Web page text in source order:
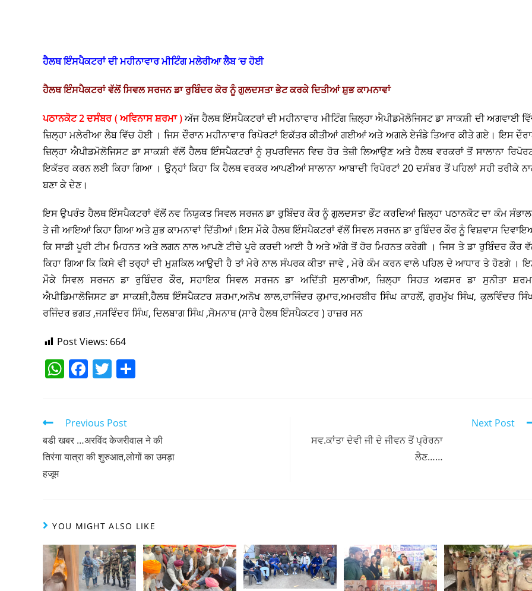
ਹੈਲਥ ਇੰਸਪੈਕਟਰਾਂ ਦੀ ਮਹੀਨਾਵਾਰ ਮੀਟਿੰਗ ਮਲੇਰੀਆ ਲੈਬ ‘ਚ ਹੋਈ
‌‌ਹੈਲਥ ਇੰਸਪੈਕਟਰਾਂ ਵੱਲੋਂ ਸਿਵਲ ਸਰਜਨ ਡਾ ਰੁਬਿੰਦਰ ਕੋਰ ਨੂੰ ਗੁਲਦਸਤਾ ਭੇਟ ਕਰਕੇ ਦਿਤੀਆਂ ਸ਼ੁਭ ਕਾਮਨਾਵਾਂ
ਪਠਾਨਕੋਟ 2 ਦਸੰਬਰ ( ਅ‌ਵਿਨਾਸ ਸ਼ਰਮਾ )ਅੱਜ ਹੈਲਥ ਇੰਸਪੈਕਟਰਾਂ ਦੀ ਮਹੀਨਾਵਾਰ ਮੀਟਿੰਗ ਜ਼ਿਲ੍ਹਾ ਐਪੀਡਮੋਲੋਜਿਸਟ ਡਾ ਸਾਕਸ਼ੀ ਦੀ ਅਗਵਾਈ
ਜ਼ਿਲ੍ਹਾ ਮਲੇਰੀਆ ਲੈਬ ਵਿੱਚ ਹੋਈ । ਜਿਸ ਦੌਰਾਨ ਮਹੀਨਾਵਾਰ ਰਿਪੋਰਟਾਂ ਇਕੱਤਰ ਕੀਤੀਆਂ ਗਈਆਂ ਅਤੇ ਅਗਲੇ ਏਜੰਡੇ ਤਿਆਰ ਕੀਤੇ ਗਏ। ਇਸ
ਜ਼ਿਲ੍ਹਾ ਐਪੀਡਮੋਲੋਜਿਸਟ ਡਾ ਸਾਕਸ਼ੀ ਵੱਲੋਂ ਹੈਲਥ ਇੰਸਪੈਕਟਰਾਂ ਨੂੰ ਸੁਪਰਵਿਜਨ ਵਿਚ ਹੋਰ ਤੇਜ਼ੀ ਲਿਆਉਣ ਅਤੇ ਹੈਲਥ ਵਰਕਰਾਂ ਤੋਂ ਸਾਲਾਨਾ
ਇਕੱਤਰ ਕਰਨ ਲਈ ਕਿਹਾ ਗਿਆ । ਉਨ੍ਹਾਂ ਕਿਹਾ ਕਿ ਹੈਲਥ ਵਰਕਰ ਆਪਣੀਆਂ ਸਾਲਾਨਾ ਆਬਾਦੀ ਰਿਪੋਰਟਾਂ 20 ਦਸੰਬਰ ਤੋਂ ਪਹਿਲਾਂ ਸਹੀ ਤਰੀਕੇ
ਬਣਾ ਕੇ ਦੇਣ।
ਇਸ ਉਪਰੰਤ ਹੈਲਥ ਇੰਸਪੈਕਟਰਾਂ ਵੱਲੋਂ ਨਵ ਨਿਯੁਕਤ ਸਿਵਲ ਸਰਜਨ ਡਾ ਰੁਬਿੰਦਰ ਕੌਰ ਨੂੰ ਗੁਲਦਸਤਾ ਭੇੰਟ ਕਰਦਿਆਂ ਜ਼ਿਲ੍ਹਾ ਪਠਾਨਕੋਟ ਦਾ ਕੰਮ
ਤੇ ਜੀ ਆਇਆਂ ਕਿਹਾ ਗਿਆ ਅਤੇ ਸ਼ੁਭ ਕਾਮਨਾਵਾਂ ਦਿੱਤੀਆਂ।ਇਸ ਮੌਕੇ ਹੈਲਥ ਇੰਸਪੈਕਟਰਾਂ ਵੱਲੋਂ ਸਿਵਲ ਸਰਜਨ ਡਾ ਰੁਬਿੰਦਰ ਕੌਰ ਨੂੰ ਵਿਸ਼ਵਾਸ
ਕਿ ਸਾਡੀ ਪੂਰੀ ਟੀਮ ਮਿਹਨਤ ਅਤੇ ਲਗਨ ਨਾਲ ਆਪਣੇ ਟੀਚੇ ਪੂਰੇ ਕਰਦੀ ਆਈ ਹੈ ਅਤੇ ਅੱਗੇ ਤੋਂ ਹੋਰ ਮਿਹਨਤ ਕਰੇਗੀ । ਜਿਸ ਤੇ ਡਾ ਰੁਬਿੰਦਰ ਕੌਰ
ਕਿਹਾ ਗਿਆ ਕਿ ਕਿਸੇ ਵੀ ਤਰ੍ਹਾਂ ਦੀ ਮੁਸ਼ਕਿਲ ਆਉਦੀ ਹੈ ਤਾਂ ਮੇਰੇ ਨਾਲ ਸੰਪਰਕ ਕੀਤਾ ਜਾਵੇ , ਮੇਰੇ ਕੰਮ ਕਰਨ ਵਾਲੇ ਪਹਿਲ ਦੇ ਆਧਾਰ ਤੇ ਹੋਣਗੇ ।
ਮੌਕੇ ਸਿਵਲ ਸਰਜਨ ਡਾ ਰੁਬਿੰਦਰ ਕੌਰ, ਸਹਾਇਕ ਸਿਵਲ ਸਰਜਨ ਡਾ ਅਦਿੱਤੀ ਸੁਲਾਰੀਆ, ਜ਼ਿਲ੍ਹਾ ਸਿਹਤ ਅਫਸਰ ਡਾ ਸੁਨੀਤਾ
ਐਪੀਡਿਮਾਲੋਜਿਸਟ ਡਾ ਸਾਕਸ਼ੀ,ਹੈਲਥ ਇੰਸਪੈਕਟਰ ਸ਼ਰਮਾ,ਅਨੋਖ ਲਾਲ,ਰਾਜਿੰਦਰ ਕੁਮਾਰ,ਅਮਰਬੀਰ ਸਿੰਘ ਕਾਹਲੋਂ, ਗੁਰਮੁੱਖ ਸਿੰਘ, ਕੁਲਵਿੰਦਰ
ਰਜਿੰਦਰ ਭਗਤ ,ਜਸਵਿੰਦਰ ਸਿੰਘ, ਦਿਲਬਾਗ ਸਿੰਘ ,ਸੋਮਨਾਥ (ਸਾਰੇ ਹੈਲਥ ਇੰਸਪੈਕਟਰ ) ਹਾਜ਼ਰ ਸਨ
Post Views: 664
W
s
A
p
F
e
b
o
T
er
Previous Post
बडी खबर …अरविंद केजरीवाल ने की
तिरंगा यात्रा की शुरुआत,लोगों का उमड़ा
हजूम
Next Post
ਸਵ.ਕਾਂਤਾ ਦੇਵੀ ਜੀ ਦੇ ਜੀਵਨ ਤੋਂ ਪ੍ਰੇਰਨਾ
ਲੈਣ……
YOU MIGHT ALSO LIKE